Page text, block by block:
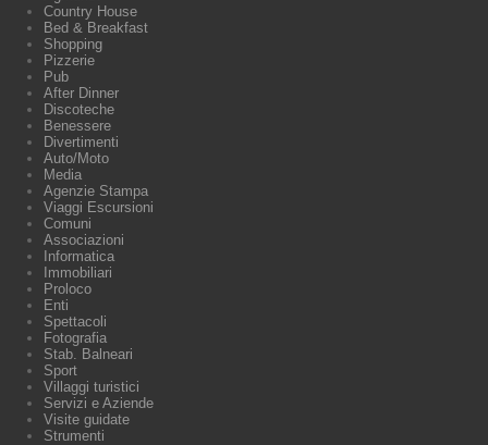
Country House
Bed & Breakfast
Shopping
Pizzerie
Pub
After Dinner
Discoteche
Benessere
Divertimenti
Auto/Moto
Media
Agenzie Stampa
Viaggi Escursioni
Comuni
Associazioni
Informatica
Immobiliari
Proloco
Enti
Spettacoli
Fotografia
Stab. Balneari
Sport
Villaggi turistici
Servizi e Aziende
Visite guidate
Strumenti